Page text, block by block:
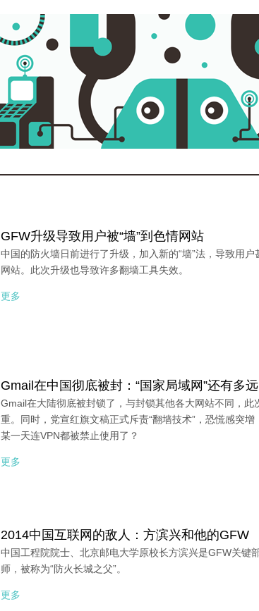
GFW升级导致用户被“墙”到色情网站
中国的防火墙日前进行了升级，加入新的“墙”法，导致用户
网站。此次升级也导致许多翻墙工具失效。
更多
Gmail在中国彻底被封：“国家局域网”还有多远
Gmail在大陆彻底被封锁了，与封锁其他各大网站不同，此
重。同时，党宣红旗文稿正式斥责“翻墙技术”，恐慌感突增
某一天连VPN都被禁止使用了？
更多
2014中国互联网的敌人：方滨兴和他的GFW
中国工程院院士、北京邮电大学原校长方滨兴是GFW关键
师，被称为“防火长城之父”。
更多